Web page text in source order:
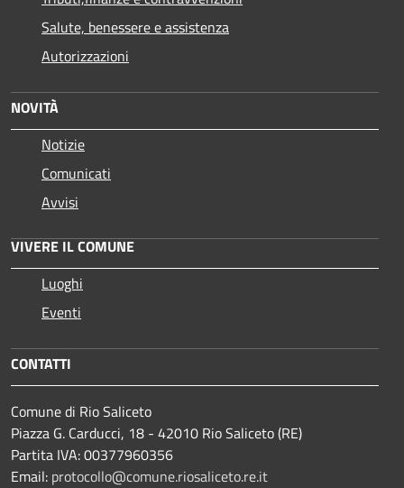
Salute, benessere e assistenza
Autorizzazioni
NOVITÀ
Notizie
Comunicati
Avvisi
VIVERE IL COMUNE
Luoghi
Eventi
CONTATTI
Comune di Rio Saliceto
Piazza G. Carducci, 18 - 42010 Rio Saliceto (RE)
Partita IVA: 00377960356
Email: protocollo@comune.riosaliceto.re.it